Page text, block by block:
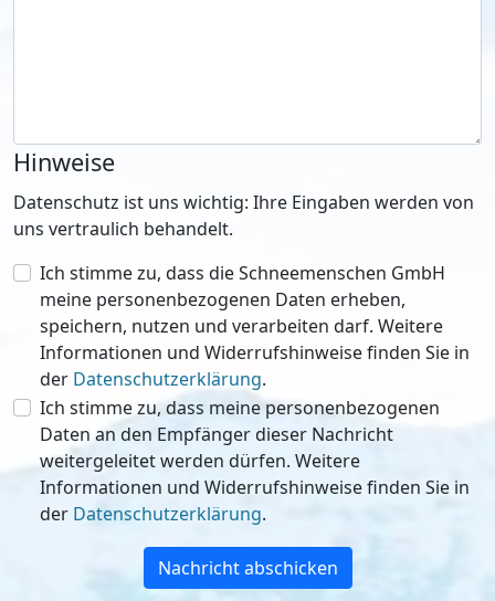
Hinweise
Datenschutz ist uns wichtig: Ihre Eingaben werden von
uns vertraulich behandelt.
Ich stimme zu, dass die Schneemenschen GmbH
meine personenbezogenen Daten erheben,
speichern, nutzen und verarbeiten darf. Weitere
Informationen und Widerrufshinweise finden Sie in
der Datenschutzerklärung.
Ich stimme zu, dass meine personenbezogenen
Daten an den Empfänger dieser Nachricht
weitergeleitet werden dürfen. Weitere
Informationen und Widerrufshinweise finden Sie in
der Datenschutzerklärung.
Nachricht abschicken